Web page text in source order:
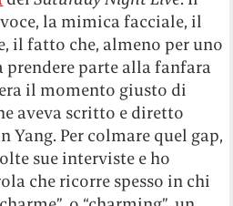
la mimica facciale, il
il fatto che, almeno per uno
prendere parte alla fanfara
il momento giusto di
aveva scritto e diretto
Yang. Per colmare quel gap,
sue interviste e ho
che ricorre spesso in chi